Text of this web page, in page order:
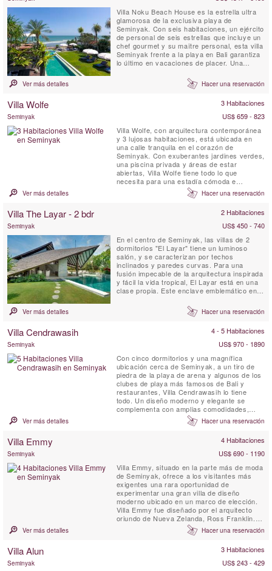
Villa Noku Beach House es la estrella ultra
glamorosa de la exclusiva playa de
Seminyak. Con seis habitaciones, un ejército
de personal de seis estrellas que incluye un
chef gourmet y su maître personal, esta villa
Seminyak frente a la playa en Bali garantiza
lo último en vacaciones de placer. Una
terrazas cubiertas, un spa con piscina
profunda más amplios jardines tropicales y
Ver más detalles Hacer una reservación
Villa Wolfe 3 Habitaciones
Seminyak
US$ 659 - 823
Villa Wolfe, con arquitectura contemporánea
y 3 lujosas habitaciones, está ubicada en
una calle tranquila en el corazón de
Seminyak. Con exuberantes jardines verdes,
una piscina privada y áreas de estar
abiertas, Villa Wolfe tiene todo lo que
necesita para una estadía cómoda e
inolvidable. Bellamente diseñado por la
diseñadora francesa Peggy Bels, este es un
Bali. A pasos de restaurantes, tiendas y la
Ver más detalles Hacer una reservación
Villa The Layar - 2 bdr 2 Habitaciones
Seminyak
US$ 450 - 740
En el centro de Seminyak, las villas de 2
dormitorios "El Layar" tiene un luminoso
salón, y se caracterizan por techos
inclinados y paredes curvas. Para una
fusión impecable de la arquitectura inspirada
y fácil la vida tropical, El Layar está en una
clase propia. Este enclave emblemático en el
situado en su propio santuario jardín muy
privado abanico desde una columnata
Ver más detalles Hacer una reservación
Villa Cendrawasih 4 - 5 Habitaciones
Seminyak
US$ 970 - 1890
Con cinco dormitorios y una magnífica
ubicación cerca de Seminyak, a un tiro de
piedra de la playa de arena y algunos de los
clubes de playa más famosos de Bali y
restaurantes, Villa Cendrawasih lo tiene
todo. Un diseño moderno y elegante se
complementa con amplias comodidades,
incluyendo una piscina de 18 metros, un
gimnasio bien equipado y una terraza
para unas tranquilas vacaciones familiares o
grupos de amigos que buscan ...
Ver más detalles Hacer una reservación
Villa Emmy 4 Habitaciones
Seminyak
US$ 690 - 1190
Villa Emmy, situado en la parte más de moda
de Seminyak, ofrece a los visitantes más
exigentes una rara oportunidad de
experimentar una gran villa de diseño
moderno ubicado en un marco de elección.
Villa Emmy fue diseñado por el arquitecto
oriundo de Nueva Zelanda, Ross Franklin.
Con la atención al detalle que el propietario
ha creado una villa de distinción, se convirtió
buscan la mejor propiedad de destino de
Ver más detalles Hacer una reservación
Villa Alun 3 Habitaciones
Seminyak
US$ 243 - 429